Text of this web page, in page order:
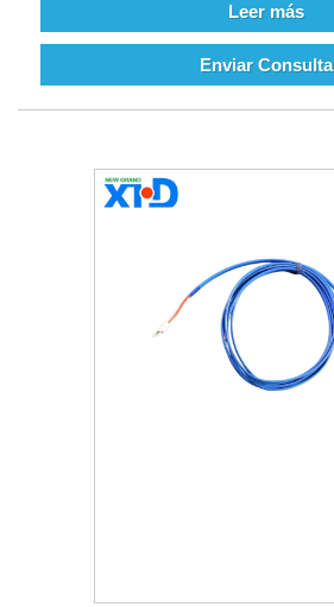
Leer más
Enviar Consulta